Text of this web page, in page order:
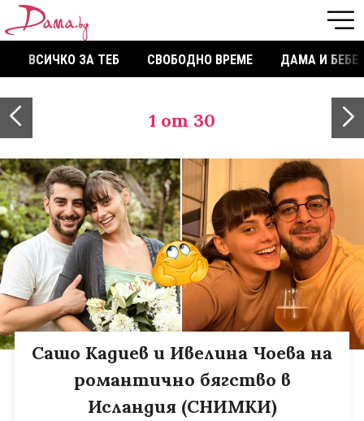
ВСИЧКО ЗА ТЕБ СВОБОДНО ВРЕМЕ ДАМА И БЕБЕ
1 от 30
Сашо Кадиев и Ивелина Чоева на
романтично бягство в
Исландия (СНИМКИ)